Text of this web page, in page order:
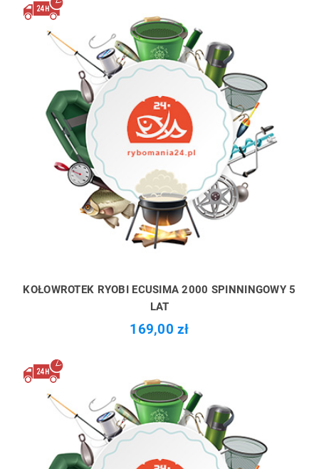
KOŁOWROTEK RYOBI ECUSIMA 2000 SPINNINGOWY 5
LAT
169,00 zł